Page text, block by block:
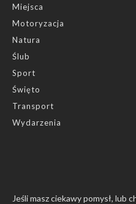
Miejsca
Motoryzacja
Natura
Ślub
Sport
Święto
Transport
Wydarzenia
Jeśli masz ciekawy pomysł, lub